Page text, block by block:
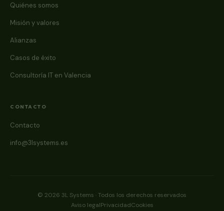
Quiénes somos
Misión y valores
Alianzas
Casos de éxito
Consultoría IT en Valencia
CONTACTO
Contacto
info@3lsystems.es
© 2026 3L Systems · Todos los derechos reservados
Aviso legalPrivacidadCookies